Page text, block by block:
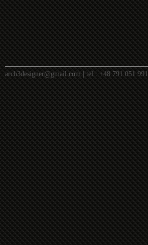
arch3designer@gmail.com| tel.:+48 791 051 991